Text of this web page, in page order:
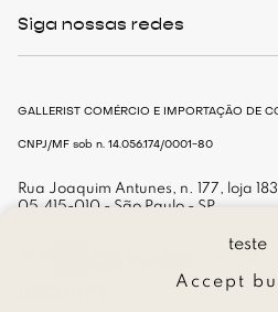
teste
Accept
Nossas Lojas
Trabalhe Conosco
shop@gallerist.com.br
Siga nossas redes
GALLERIST COMÉRCIO E IMPORTAÇÃO DE
CNPJ/MF sob n. 14.056.174/0001-80
Rua Joaquim Antunes, n. 177, loja
05.415-010 - São Paulo - SP